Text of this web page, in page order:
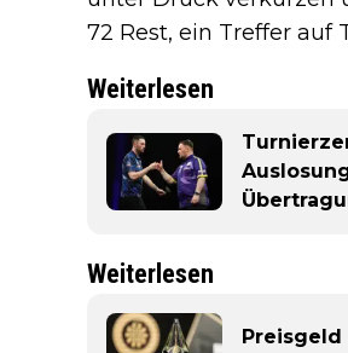
72 Rest, ein Treffer auf
Weiterlesen
Weiterlesen